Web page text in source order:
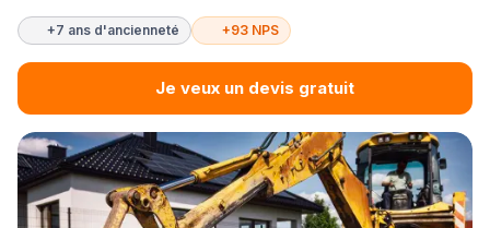
+7 ans d'ancienneté +93 NPS
Je veux un devis gratuit